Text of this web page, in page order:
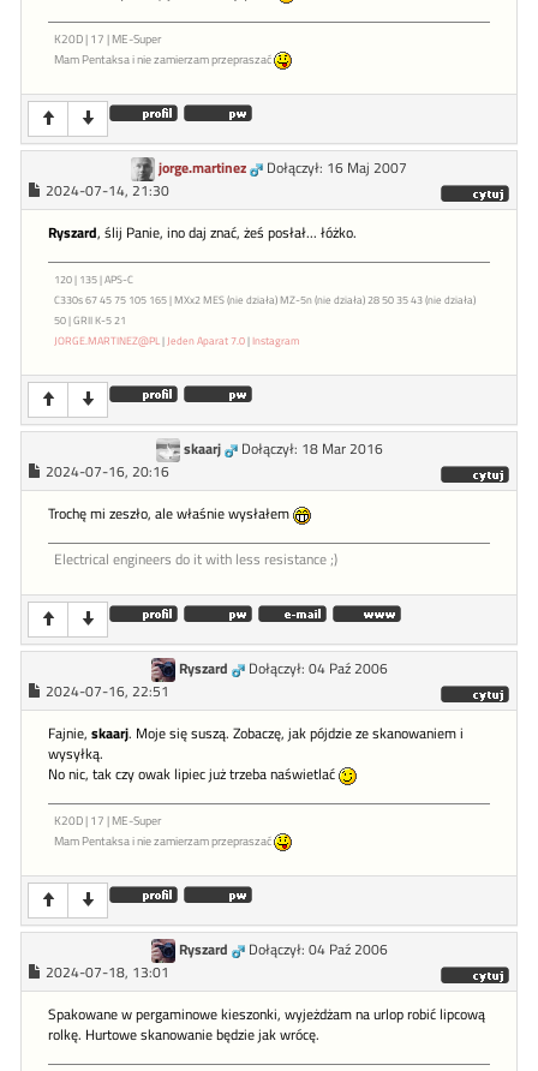
K20D | 17 | ME-Super
Mam Pentaksa i nie zamierzam przepraszać
jorge.martinez
Dołączył: 16 Maj 2007
2024-07-14, 21:30
Ryszard, ślij Panie, ino daj znać, żeś posłał... łóżko.
120 | 135 | APS-C
C330s 67 45 75 105 165 | MXx2 MES (nie działa) MZ-5n (nie działa) 28 50 35 43 (nie działa)
50 | GRII K-5 21
JORGE.MARTINEZ@PL| Jeden Aparat 7.0|Instagram
skaarj
Dołączył: 18 Mar 2016
2024-07-16, 20:16
Trochę mi zeszło, ale właśnie wysłałem
Electrical engineers do it with less resistance ;)
Ryszard
Dołączył: 04 Paź 2006
2024-07-16, 22:51
Fajnie, skaarj. Moje się suszą. Zobaczę, jak pójdzie ze skanowaniem i
wysyłką.
No nic, tak czy owak lipiec już trzeba naświetlać
K20D | 17 | ME-Super
Mam Pentaksa i nie zamierzam przepraszać
Ryszard
Dołączył: 04 Paź 2006
2024-07-18, 13:01
Spakowane w pergaminowe kieszonki, wyjeżdżam na urlop robić lipcową
rolkę. Hurtowe skanowanie będzie jak wrócę.